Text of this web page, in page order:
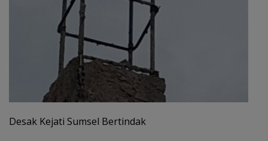
Desak Kejati Sumsel Bertindak